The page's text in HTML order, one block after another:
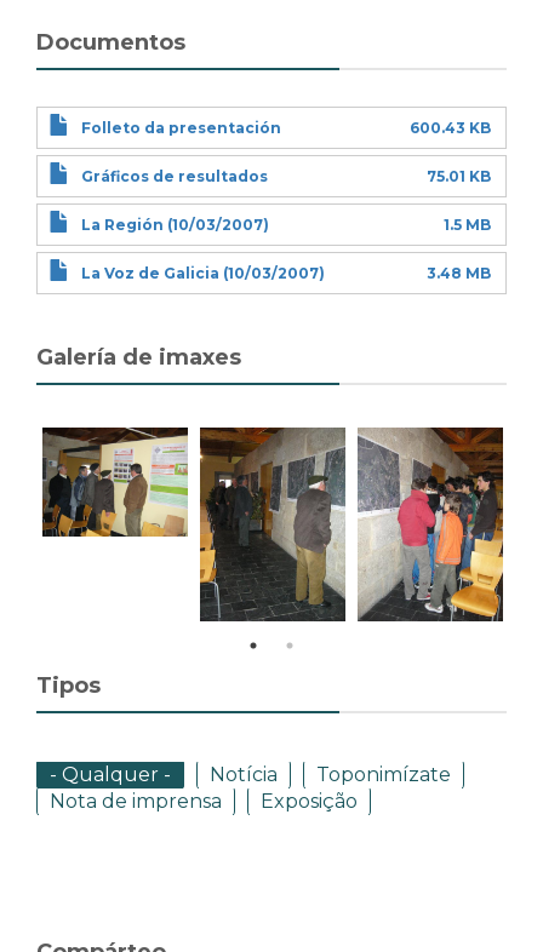
Documentos
Folleto da presentación 600.43 KB
Gráficos de resultados 75.01 KB
La Región (10/03/2007) 1.5 MB
La Voz de Galicia (10/03/2007) 3.48 MB
Galería de imaxes
Tipos
- Qualquer - Notícia
Toponimízate
Nota de imprensa
Exposição